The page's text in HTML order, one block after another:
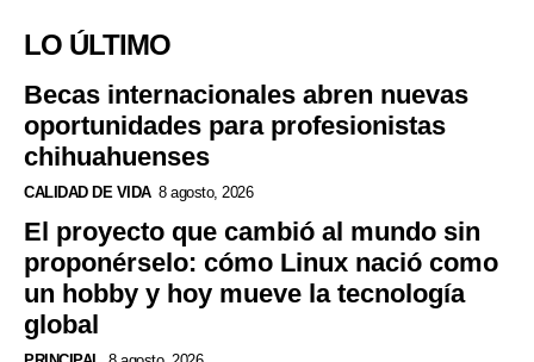
LO ÚLTIMO
Becas internacionales abren nuevas
oportunidades para profesionistas
chihuahuenses
CALIDAD DE VIDA 8 agosto, 2026
El proyecto que cambió al mundo sin
proponérselo: cómo Linux nació como
un hobby y hoy mueve la tecnología
global